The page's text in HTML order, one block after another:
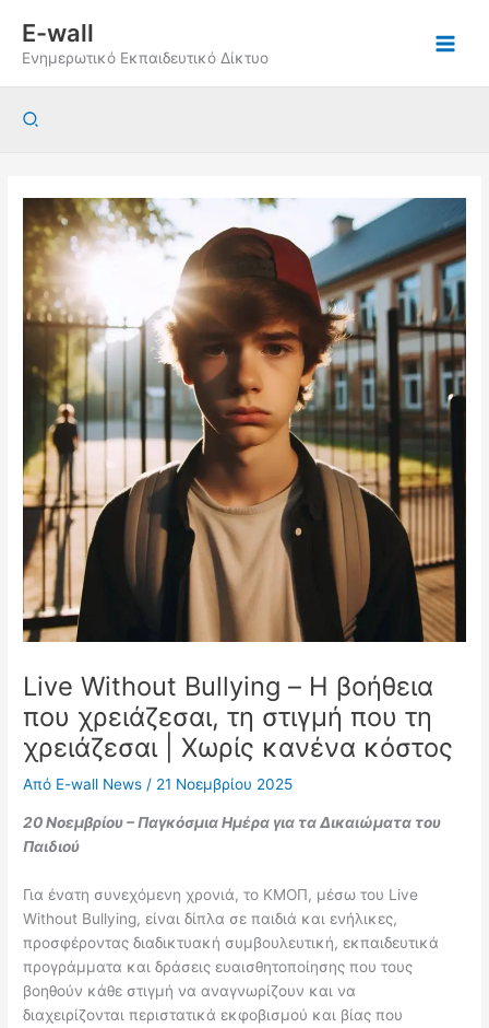
περιεχόμενο
E-wall
Ενημερωτικό Εκπαιδευτικό Δίκτυο
Αναζήτηση
Live Without Bullying – Η βοήθεια
που χρειάζεσαι, τη στιγμή που τη
χρειάζεσαι | Χωρίς κανένα κόστος
Από E-wall News/ 21 Νοεμβρίου 2025
20 Νοεμβρίου – Παγκόσμια Ημέρα για τα Δικαιώματα του
Παιδιού
Για ένατη συνεχόμενη χρονιά, το ΚΜΟΠ, μέσω του Live
Without Bullying, είναι δίπλα σε παιδιά και ενήλικες,
προσφέροντας διαδικτυακή συμβουλευτική, εκπαιδευτικά
προγράμματα και δράσεις ευαισθητοποίησης που τους
βοηθούν κάθε στιγμή να αναγνωρίζουν και να
διαχειρίζονται περιστατικά εκφοβισμού και βίας που